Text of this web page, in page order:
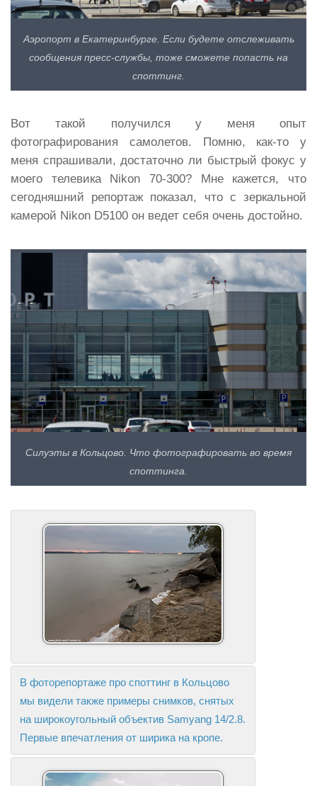
Аэропорт в Екатеринбурге. Если будете отслеживать
сообщения пресс-службы, тоже сможете попасть на
споттинг.
Вот такой получился у меня опыт
фотографирования самолетов. Помню, как-то у
меня спрашивали, достаточно ли быстрый фокус у
моего телевика Nikon 70-300? Мне кажется, что
сегодняшний репортаж показал, что с зеркальной
камерой Nikon D5100 он ведет себя очень достойно.
Силуэты в Кольцово. Что фотографировать во время
споттинга.
В фоторепортаже про споттинг в Кольцово
мы видели также примеры снимков, снятых
на широкоугольный объектив Samyang 14/2.8.
Первые впечатления от ширика на кропе.